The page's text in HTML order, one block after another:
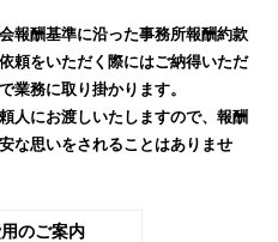
報酬基準に沿った事務所報酬約款
頼をいただく際にはご納得いただ
業務に取り掛かります。
人にお渡しいたしますので、報酬
な思いをされることはありませ
のご案内